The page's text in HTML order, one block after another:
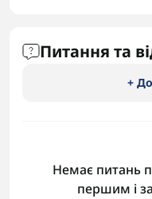
Питання та
+
Немає питань
першим і